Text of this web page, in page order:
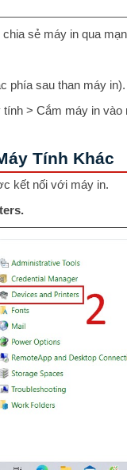
sẻ máy in qua
phía sau than máy in).
> Cắm máy in
Tính Khác
kết nối với máy in.